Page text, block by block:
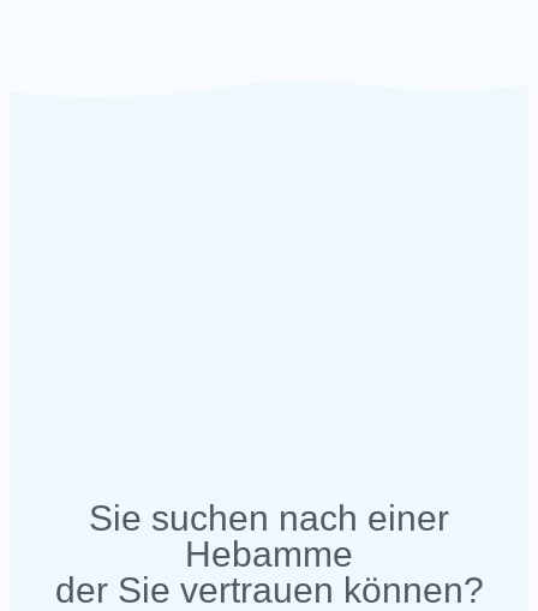
Sie suchen nach einer
Hebamme
der Sie vertrauen können?